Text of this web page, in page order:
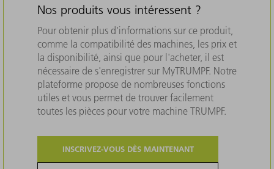
Nos produits vous intéressent ?
Pour obtenir plus d'informations sur ce produit,
comme la compatibilité des machines, les prix et
la disponibilité, ainsi que pour l'acheter, il est
nécessaire de s'enregistrer sur MyTRUMPF. Notre
plateforme propose de nombreuses fonctions
utiles et vous permet de trouver facilement
toutes les pièces pour votre machine TRUMPF.
INSCRIVEZ-VOUS DÈS MAINTENANT